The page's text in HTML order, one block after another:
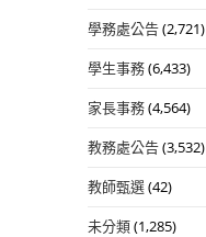
學務處公告(2,721)
學生事務(6,433)
家長事務(4,564)
教務處公告(3,532)
教師甄選(42)
未分類(1,285)